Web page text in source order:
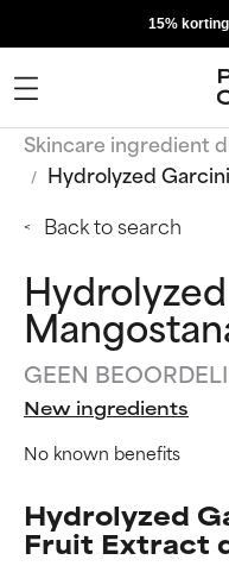
15%
Skincare ingredient
Hydrolyzed
Back to search
GEEN
New ingredients
No known benefits
Hydrolyzed
Fruit Extract